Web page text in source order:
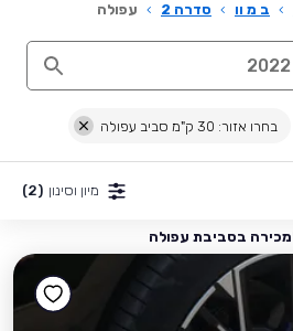
› ב מ וו › סדרה 2 › עפולה
בחרו אזור: 30 ק"מ סביב עפולה
מיון וסינון (2)